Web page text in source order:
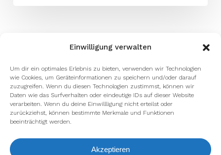
Einwilligung verwalten
Um dir ein optimales Erlebnis zu bieten, verwenden wir Technologien
wie Cookies, um Geräteinformationen zu speichern und/oder darauf
zuzugreifen. Wenn du diesen Technologien zustimmst, können wir
Daten wie das Surfverhalten oder eindeutige IDs auf dieser Website
verarbeiten. Wenn du deine Einwillligung nicht erteilst oder
zurückziehst, können bestimmte Merkmale und Funktionen
beeinträchtigt werden.
Akzeptieren